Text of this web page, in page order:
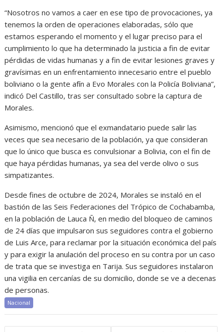
“Nosotros no vamos a caer en ese tipo de provocaciones, ya
tenemos la orden de operaciones elaboradas, sólo que
estamos esperando el momento y el lugar preciso para el
cumplimiento lo que ha determinado la justicia a fin de evitar
pérdidas de vidas humanas y a fin de evitar lesiones graves y
gravísimas en un enfrentamiento innecesario entre el pueblo
boliviano o la gente afín a Evo Morales con la Policía Boliviana”,
indicó Del Castillo, tras ser consultado sobre la captura de
Morales.
Asimismo, mencionó que el exmandatario puede salir las
veces que sea necesario de la población, ya que consideran
que lo único que busca es convulsionar a Bolivia, con el fin de
que haya pérdidas humanas, ya sea del verde olivo o sus
simpatizantes.
Desde fines de octubre de 2024, Morales se instaló en el
bastión de las Seis Federaciones del Trópico de Cochabamba,
en la población de Lauca Ñ, en medio del bloqueo de caminos
de 24 días que impulsaron sus seguidores contra el gobierno
de Luis Arce, para reclamar por la situación económica del país
y para exigir la anulación del proceso en su contra por un caso
de trata que se investiga en Tarija. Sus seguidores instalaron
una vigilia en cercanías de su domicilio, donde se ve a decenas
de personas.
Nacional